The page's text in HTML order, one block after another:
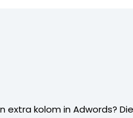
extra kolom in Adwords?